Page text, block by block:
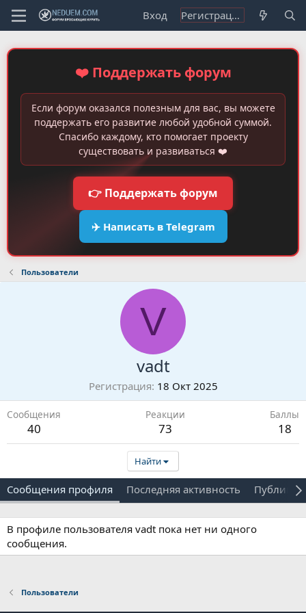
Вход Регистрация
❤️ Поддержать форум
Если форум оказался полезным для вас, вы можете
поддержать его развитие любой удобной суммой.
Спасибо каждому, кто помогает проекту
существовать и развиваться ❤️
👉 Поддержать форум
✈️ Написать в Telegram
Пользователи
V
vadt
Регистрация 18 Окт 2025
Сообщения
40
Реакции
73
Баллы
18
Найти
Сообщения профиля Последняя активность
В профиле пользователя vadt пока нет ни одного
сообщения.
Пользователи